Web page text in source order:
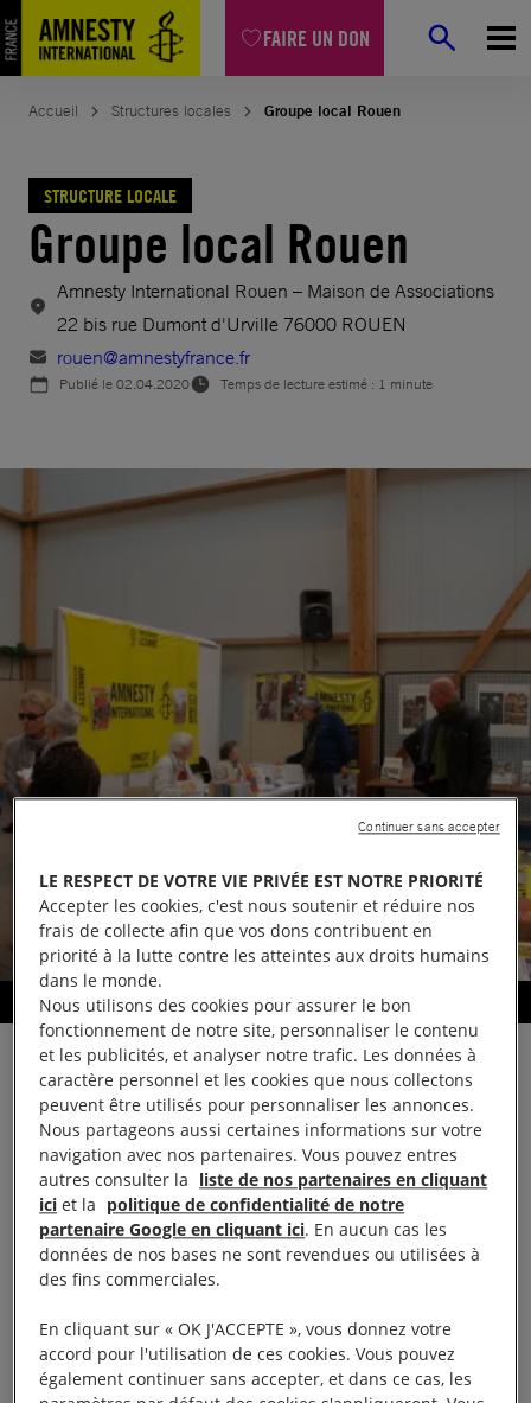
FAIRE UN DON
Aller
au
contenu
Accueil Structures locales Groupe local Rouen
STRUCTURE LOCALE
Groupe local Rouen
Amnesty International Rouen – Maison de Associations
22 bis rue Dumont d'Urville 76000 ROUEN
rouen@amnestyfrance.fr
Publié le02.04.2020 Temps de lecture estimé : 1 minute
Information et sensibilisation
LA VIE DU GROUPE
Présentation
Une solide amitié soude la quinzaine de membres
à savoir la Défense des Droits Humains.Nous
sommes convaincus de l’importance des actions
LE RESPECT DE VOTRE VIE PRIVÉE EST NOTRE PRIORITÉ
Accepter les cookies, c'est nous soutenir et réduire nos
frais de collecte afin que vos dons contribuent en
priorité à la lutte contre les atteintes aux droits humains
dans le monde.
Nous utilisons des cookies pour assurer le bon
fonctionnement de notre site, personnaliser le contenu
et les publicités, et analyser notre trafic. Les données à
caractère personnel et les cookies que nous collectons
peuvent être utilisés pour personnaliser les annonces.
Nous partageons aussi certaines informations sur votre
navigation avec nos partenaires. Vous pouvez entres
autres consulter la liste de nos partenaires en cliquant
ici et la politique de confidentialité de notre
partenaire Google en cliquant ici. En aucun cas les
données de nos bases ne sont revendues ou utilisées à
des fins commerciales.
En cliquant sur « OK J'ACCEPTE », vous donnez votre
accord pour l'utilisation de ces cookies. Vous pouvez
également continuer sans accepter, et dans ce cas, les
Continuer sans accepter